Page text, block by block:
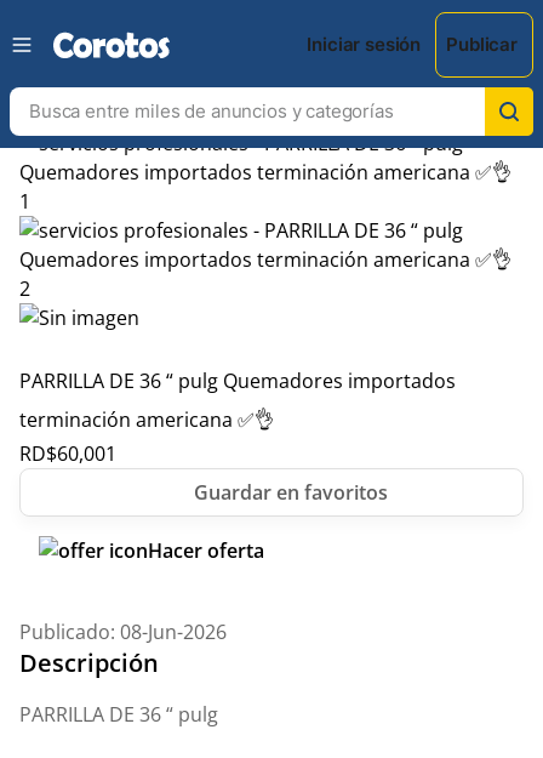
Iniciar sesión Publicar
PARRILLA DE 36 “ pulg Quemadores importados
terminación americana ✅👌
RD$60,001
Hacer oferta
Publicado: 08-Jun-2026
Descripción
PARRILLA DE 36 “ pulg